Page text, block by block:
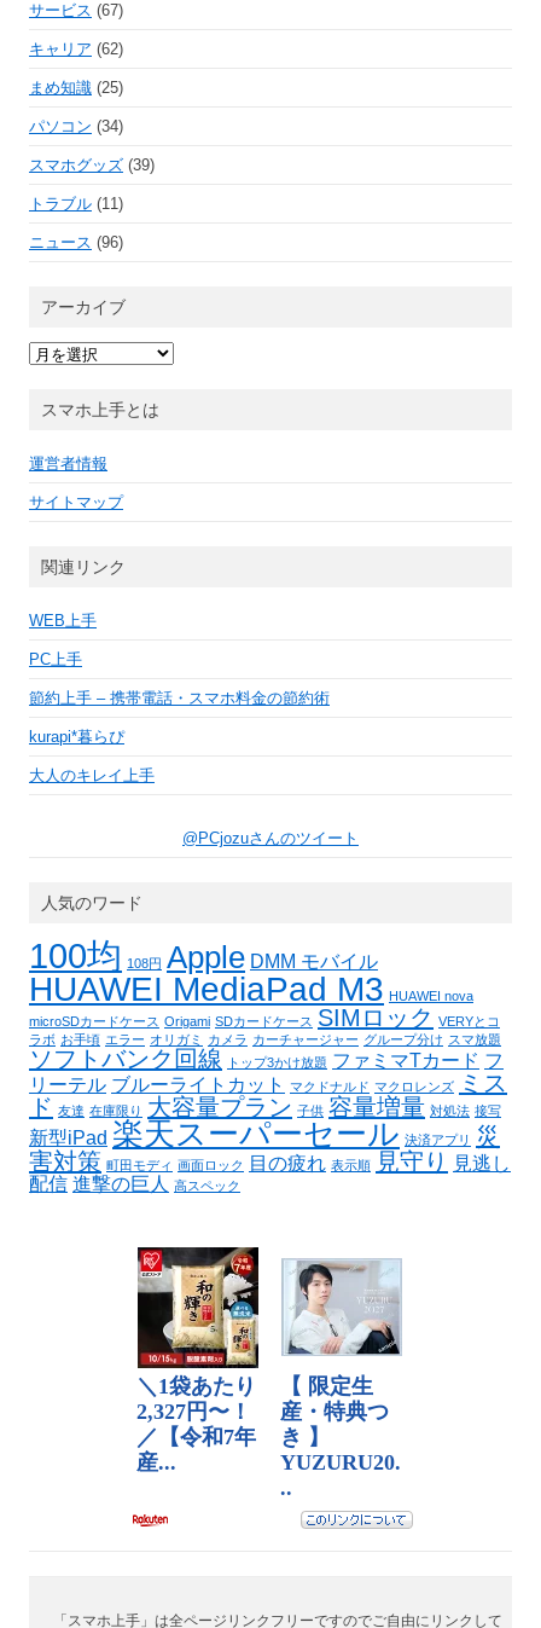
サービス (67)
キャリア (62)
まめ知識 (25)
パソコン (34)
スマホグッズ (39)
トラブル (11)
ニュース (96)
アーカイブ
ア
ー
ブスマホ上手とは
運営者情報
サイトマップ
関連リンク
WEB上手
PC上手
節約上手 – 携帯電話・スマホ料金の節約術
kurapi*暮らぴ
大人のキレイ上手
@PCjozuさんのツイート
人気のワード
100均 108円 Apple DMM モバイル
HUAWEI MediaPad M3 HUAWEI nova
microSDカードケース Origami SDカードケース SIMロック VERYとコ
ラボ お手頃 エラー オリガミ カメラ カーチャージャー グループ分け スマ放題
ソフトバンク回線 トップ3かけ放題 ファミマTカード フ
リーテル ブルーライトカット マクドナルド マクロレンズ
ミス
ド 友達 在庫限り 大容量プラン 子供 容量増量 対処法 接写
新型iPad 楽天スーパーセール 決済アプリ
災
害対策 町田モディ 画面ロック 目の疲れ 表示順 見守り
見逃し
配信 進撃の巨人 高スペック
「スマホ上手」は全ページリンクフリーですのでご自由にリンクして